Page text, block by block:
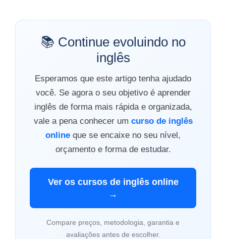
📚 Continue evoluindo no
inglês
Esperamos que este artigo tenha ajudado
você. Se agora o seu objetivo é aprender
inglês de forma mais rápida e organizada,
vale a pena conhecer um curso de inglês
online que se encaixe no seu nível,
orçamento e forma de estudar.
Ver os cursos de inglês online
→
Compare preços, metodologia, garantia e
avaliações antes de escolher.